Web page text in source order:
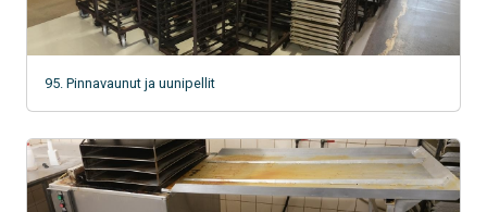
95. Pinnavaunut ja uunipellit